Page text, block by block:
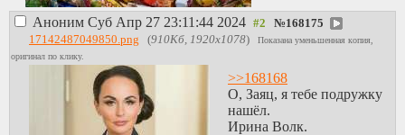
Аноним Суб Апр 27 23:11:44 2024 №168175
17142487049850.png (910Кб, 1920x1078)
Показана уменьшенная копия,
оригинал по клику.
>>168168
О, Заяц, я тебе подружку
нашёл.
Ирина Волк.